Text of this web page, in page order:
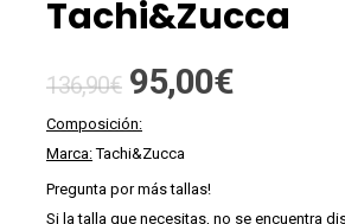
Tachi&Zucca
136,90€ El
precio
original
era:
95,00€El
Composición:
Marca:Tachi&Zucca
Pregunta por más tallas!
Si la talla que necesitas, no se encuentra